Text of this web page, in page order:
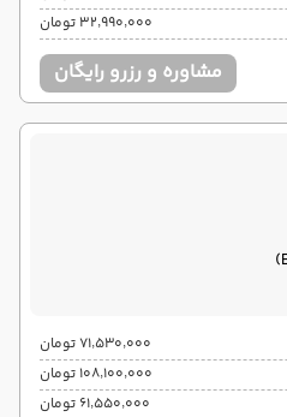
۳۲٬۹۹۰٬۰۰۰ تومان
مشاوره و رزرو رایگان
۷۱٬۵۳۰٬۰۰۰ تومان
۱۰۸٬۱۰۰٬۰۰۰ تومان
۶۱٬۵۵۰٬۰۰۰ تومان